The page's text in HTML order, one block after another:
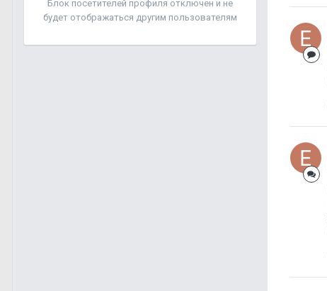
Блок посетителей профиля отключен и не
будет отображаться другим пользователям